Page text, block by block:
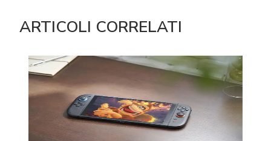
ARTICOLI CORRELATI